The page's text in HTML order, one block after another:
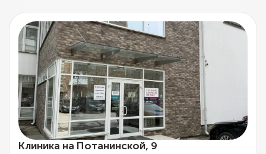
Клиника на Потанинской, 9